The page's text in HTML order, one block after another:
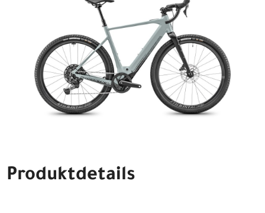
Produktdetails